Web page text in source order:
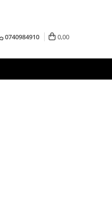
0740984910 0,00